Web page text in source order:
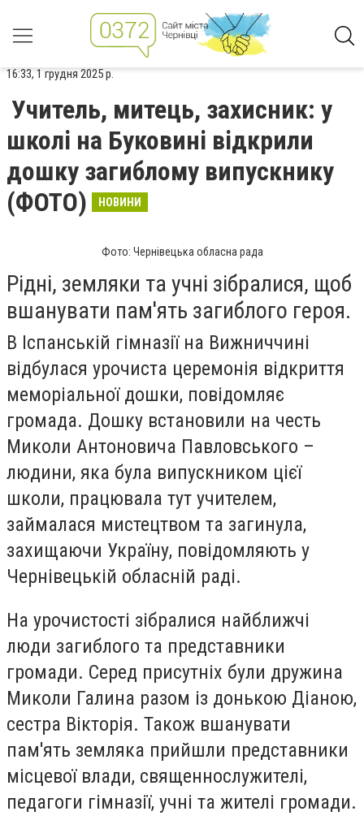
16:33, 1 грудня 2025 р.
Учитель, митець, захисник: у
школі на Буковині відкрили
дошку загиблому випускнику
(ФОТО)
НОВИНИ
Фото: Чернівецька обласна рада
Рідні, земляки та учні зібралися, щоб
вшанувати пам'ять загиблого героя.
В Іспанській гімназії на Вижниччині
відбулася урочиста церемонія відкриття
меморіальної дошки, повідомляє
громада. Дошку встановили на честь
Миколи Антоновича Павловського –
людини, яка була випускником цієї
школи, працювала тут учителем,
займалася мистецтвом та загинула,
захищаючи Україну, повідомляють у
Чернівецькій обласній раді.
На урочистості зібралися найближчі
люди загиблого та представники
громади. Серед присутніх були дружина
Миколи Галина разом із донькою Діаною,
сестра Вікторія. Також вшанувати
пам'ять земляка прийшли представники
місцевої влади, священнослужителі,
педагоги гімназії, учні та жителі громади.